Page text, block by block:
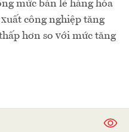
mức bán lẻ hàng hóa
công nghiệp tăng
hơn so với mức tăng